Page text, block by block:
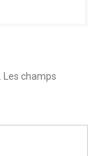
Les champs